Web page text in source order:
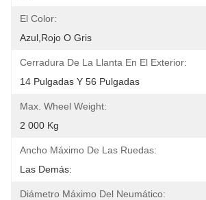
El Color:
Azul,rojo O Gris
Cerradura De La Llanta En El Exterior:
14 Pulgadas Y 56 Pulgadas
Max. Wheel Weight:
2 000 Kg
Ancho Máximo De Las Ruedas:
Las Demás:
Diámetro Máximo Del Neumático: